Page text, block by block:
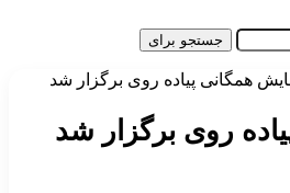
جستجو برای
همگانی پیاده روی برگزار شد
روی برگزار شد